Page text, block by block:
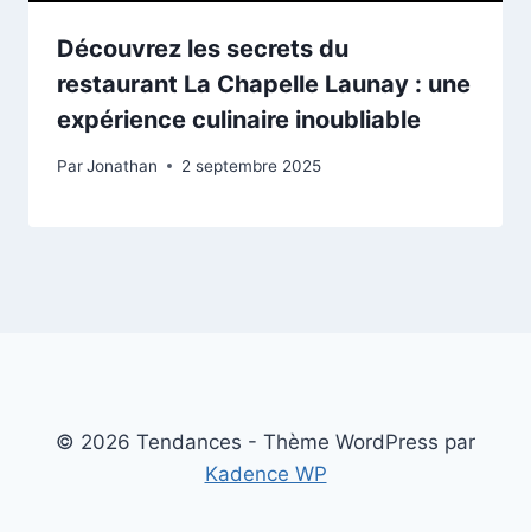
Découvrez les secrets du
restaurant La Chapelle Launay : une
expérience culinaire inoubliable
ParJonathan 2 septembre 2025
© 2026 Tendances - Thème WordPress par
Kadence WP